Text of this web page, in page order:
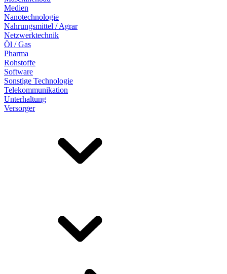
Medien
Nanotechnologie
Nahrungsmittel / Agrar
Netzwerktechnik
Öl / Gas
Pharma
Rohstoffe
Software
Sonstige Technologie
Telekommunikation
Unterhaltung
Versorger